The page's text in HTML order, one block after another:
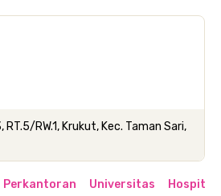
RW.1, Krukut, Kec. Taman Sari,
Perkantoran Universitas Hospital